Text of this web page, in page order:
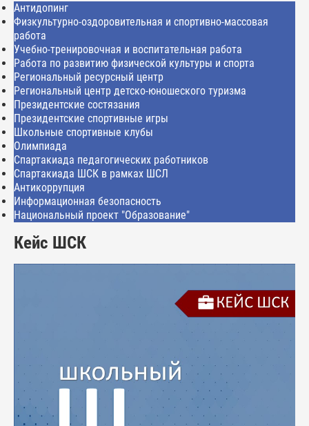
Антидопинг
Физкультурно-оздоровительная и спортивно-массовая
работа
Учебно-тренировочная и воспитательная работа
Работа по развитию физической культуры и спорта
Региональный ресурсный центр
Региональный центр детско-юношеского туризма
Президентские состязания
Президентские спортивные игры
Школьные спортивные клубы
Олимпиада
Спартакиада педагогических работников
Спартакиада ШСК в рамках ШСЛ
Антикоррупция
Информационная безопасность
Национальный проект "Образование"
Кейс ШСК